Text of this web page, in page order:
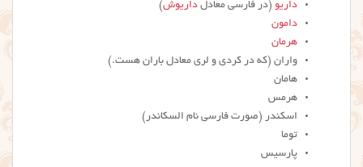
داریو (در فارسی معادل داریوش)
دامون
هرمان
واران (که در کردی و لری معادل باران هست.)
هامان
هرمس
اسکندر (صورت فارسی نام السکاندر)
توما
پارسیس